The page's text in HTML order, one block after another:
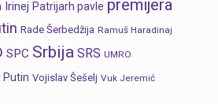
Irinej Patrijarh pavle premijera
Rade Šerbedžija Ramuš Haradinaj
SPC Srbija SRS UMRO
Putin Vojislav Šešelj Vuk Jeremić